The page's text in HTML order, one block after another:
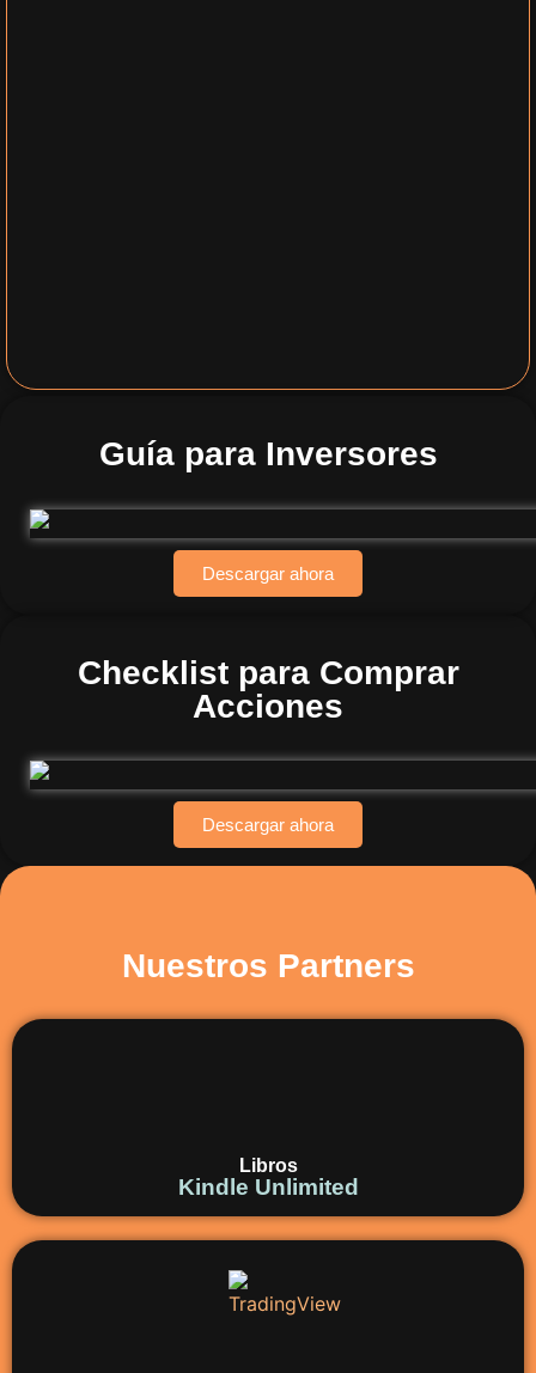
Guía para Inversores
Descargar ahora
Checklist para Comprar
Acciones
Descargar ahora
Nuestros Partners
Libros
Kindle Unlimited